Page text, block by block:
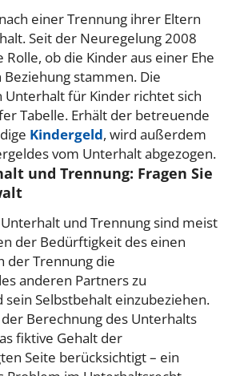
einer Trennung ihrer Eltern
Seit der Neuregelung 2008
ob die Kinder aus einer Ehe
stammen. Die
Unterhalt für Kinder richtet sich
Tabelle. Erhält der betreuende
Kindergeld, wird außerdem
vom Unterhalt abgezogen.
und Trennung: Fragen Sie
und Trennung sind meist
der Bedürftigkeit des einen
der Trennung die
anderen Partners zu
sein Selbstbehalt einzubeziehen.
Berechnung des Unterhalts
fiktive Gehalt der
Seite berücksichtigt – ein